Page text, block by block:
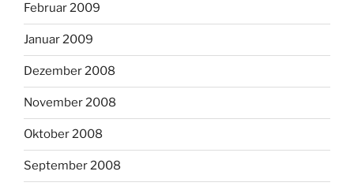
Februar 2009
Januar 2009
Dezember 2008
November 2008
Oktober 2008
September 2008